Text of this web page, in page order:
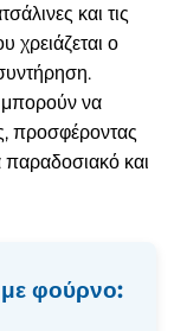
και τις
χρειάζεται ο
μπορούν να
προσφέροντας
και
με φούρνο: